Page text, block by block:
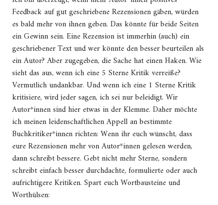
Feedback auf gut geschriebene Rezensionen gäben, würden
es bald mehr von ihnen geben. Das könnte für beide Seiten
ein Gewinn sein. Eine Rezension ist immerhin (auch) ein
geschriebener Text und wer könnte den besser beurteilen als
ein Autor? Aber zugegeben, die Sache hat einen Haken. Wie
sieht das aus, wenn ich eine 5 Sterne Kritik verreiße?
Vermutlich undankbar. Und wenn ich eine 1 Sterne Kritik
kritisiere, wird jeder sagen, ich sei nur beleidigt. Wir
Autor*innen sind hier etwas in der Klemme. Daher möchte
ich meinen leidenschaftlichen Appell an bestimmte
Buchkritiker*innen richten: Wenn ihr euch wünscht, dass
eure Rezensionen mehr von Autor*innen gelesen werden,
dann schreibt bessere. Gebt nicht mehr Sterne, sondern
schreibt einfach besser durchdachte, formulierte oder auch
aufrichtigere Kritiken. Spart euch Wortbausteine und
Worthülsen: